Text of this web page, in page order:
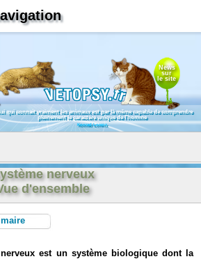
News
sur
le site
qui connait vraiment les animaux est par là même capable de comprendre
pleinement le caractère unique de l'homme
Konrad Lorenz
nerveux
d'ensemble
nerveux est un système biologique dont la